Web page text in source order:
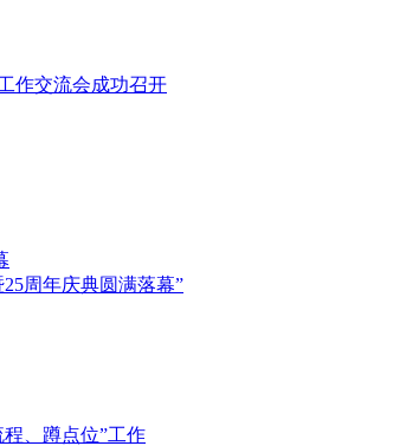
作交流会成功召开
周年庆典圆满落幕”
、蹲点位”工作